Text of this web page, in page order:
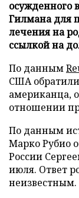
осужденного
Гилмана для
лечения на
ссылкой на
По данным
США
американца,
отношении
По данным
Марко Рубио
России
июля. Ответ
неизвестным.